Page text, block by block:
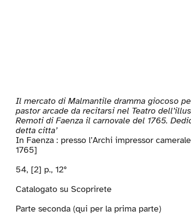
Il mercato di Malmantile dramma giocoso
pastor arcade da recitarsi nel Teatro
Remoti di Faenza il carnovale del 1765.
detta citta’
In Faenza : presso l’Archi impressor
1765]
54, [2] p., 12°
Catalogato su Scoprirete
Parte seconda (qui per la prima parte)